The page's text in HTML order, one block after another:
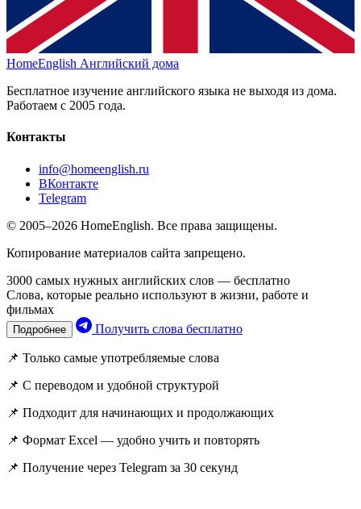
HomeEnglish Английский дома
Бесплатное изучение английского языка не выходя из дома.
Работаем с 2005 года.
Контакты
info@homeenglish.ru
ВКонтакте
Telegram
© 2005–2026 HomeEnglish. Все права защищены.
Копирование материалов сайта запрещено.
3000 самых нужных английских слов — бесплатно
Слова, которые реально используют в жизни, работе и
фильмах
Подробнее Получить слова бесплатно
📌 Только самые употребляемые слова
📌 С переводом и удобной структурой
📌 Подходит для начинающих и продолжающих
📌 Формат Excel — удобно учить и повторять
📌 Получение через Telegram за 30 секунд